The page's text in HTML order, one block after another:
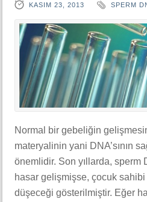
KASIM 23, 2013 SPERM
Normal bir gebeliğin
materyalinin yani DNA’sının
önemlidir. Son yıllarda, sperm
hasar gelişmişse, çocuk sahibi
düşeceği gösterilmiştir. Eğer